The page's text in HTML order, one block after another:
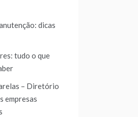
dicas
tudo o que
– Diretório
empresas